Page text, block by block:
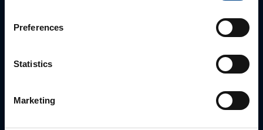
Preferences
Statistics
Marketing
ALUEMYYNTIPÄÄLLIKKÖ, LÄNSI-SUOMI